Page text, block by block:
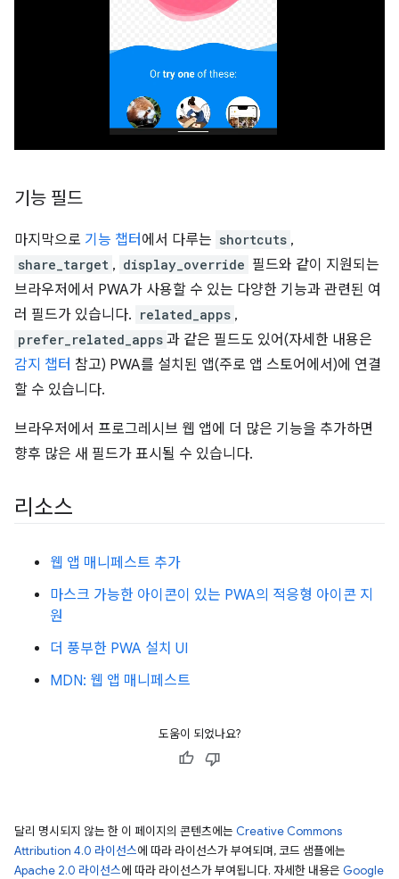
기능 필드
마지막으로 기능 챕터 에서 다루는 shortcuts ,
share_target , display_override 필드와 같이 지원되는
브라우저에서 PWA가 사용할 수 있는 다양한 기능과 관련된 여
러 필드가 있습니다. related_apps ,
prefer_related_apps 과 같은 필드도 있어(자세한 내용은
감지 챕터 참고) PWA를 설치된 앱(주로 앱 스토어에서)에 연결
할 수 있습니다.
브라우저에서 프로그레시브 웹 앱에 더 많은 기능을 추가하면
향후 많은 새 필드가 표시될 수 있습니다.
리소스
웹 앱 매니페스트 추가
마스크 가능한 아이콘이 있는 PWA의 적응형 아이콘 지
원
더 풍부한 PWA 설치 UI
MDN: 웹 앱 매니페스트
도움이 되었나요?
달리 명시되지 않는 한 이 페이지의 콘텐츠에는 Creative Commons
Attribution 4.0 라이선스에 따라 라이선스가 부여되며, 코드 샘플에는
Apache 2.0 라이선스에 따라 라이선스가 부여됩니다. 자세한 내용은 Google